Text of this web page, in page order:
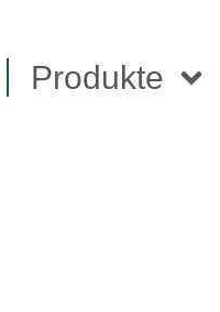
Produkte